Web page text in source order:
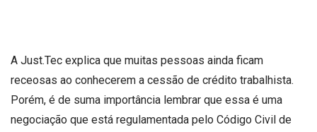
A Just.Tec explica que muitas pessoas ainda ficam
receosas ao conhecerem a cessão de crédito trabalhista.
Porém, é de suma importância lembrar que essa é uma
negociação que está regulamentada pelo Código Civil de